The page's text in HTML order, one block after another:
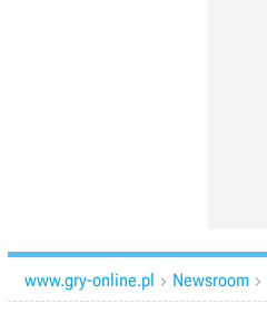
www.gry-online.pl  Newsroom 